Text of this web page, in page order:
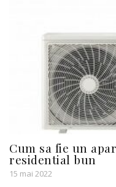
Cum sa fie un
residential bun
15 mai 2022